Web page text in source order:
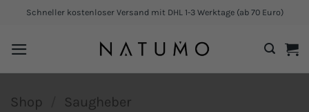
springen
Schneller kostenloser Versand mit DHL 1-3 Werktage (ab 70 Euro)
Shop Saugheber